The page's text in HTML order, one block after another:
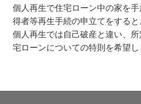
個人再生で住宅ローン中の家を
得者等再生手続の申立てをする
個人再生では自己破産と違い、
宅ローンについての特則を希望し